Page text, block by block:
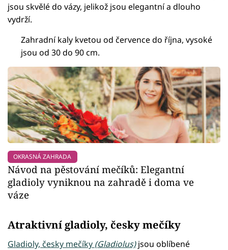
jsou skvělé do vázy, jelikož jsou elegantní a dlouho
vydrží.
Zahradní kaly kvetou od července do října, vysoké
jsou od 30 do 90 cm.
OKRASNÁ ZAHRADA
Návod na pěstování mečíků: Elegantní
gladioly vyniknou na zahradě i doma ve
váze
Atraktivní gladioly, česky mečíky
Gladioly, česky mečíky (Gladiolus)jsou oblíbené